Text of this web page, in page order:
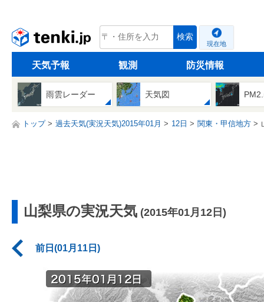
tenki.jp 検索
現在地
天気予報 観測 防災情報
雨雲レーダー 天気図
トップ 過去天気(実況天気)2015年01月 12日 関東・甲信地方
山梨県の実況天気 (2015年01月12日)
前日(01月11日)